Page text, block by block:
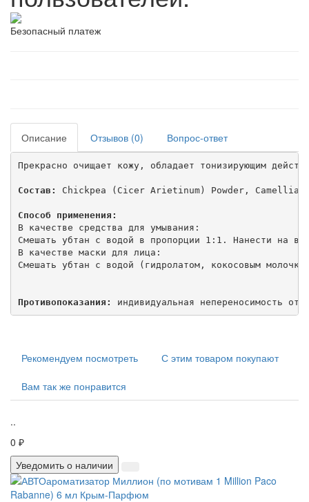
Безопасный платеж
Описание Отзывов (0) Вопрос-ответ
Прекрасно очищает кожу, обладает тонизирующим
Состав: Chickpea (Cicer Arietinum) Powder,
Способ применения:
В качестве средства для умывания:
Смешать убтан с водой в пропорции 1:1. Нанести на
В качестве маски для лица:
Смешать убтан с водой (гидролатом, кокосовым
Противопоказания: индивидуальная непереносимость
Рекомендуем посмотреть С этим товаром покупают
Вам так же понравится
..
0 ₽
Уведомить о наличии